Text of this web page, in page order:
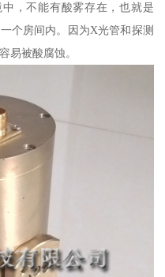
，不能有酸雾存在，也就是
个房间内。因为X光管和探测
易被酸腐蚀。